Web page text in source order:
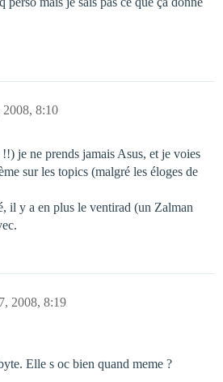
8:10
je ne prends jamais Asus, et je voies
sur les topics (malgré les éloges de
il y a en plus le ventirad (un Zalman
2008, 8:19
Elle s oc bien quand meme ?